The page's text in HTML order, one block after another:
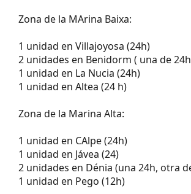
Zona de la MArina Baixa:
1 unidad en Villajoyosa (24h)
2 unidades en Benidorm ( una de
1 unidad en La Nucia (24h)
1 unidad en Altea (24 h)
Zona de la Marina Alta:
1 unidad en CAlpe (24h)
1 unidad en Jávea (24)
2 unidades en Dénia (una 24h, otra
1 unidad en Pego (12h)